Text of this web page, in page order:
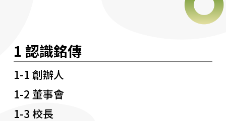
1 認識銘傳
1-1 創辦人
1-2 董事會
1-3 校長